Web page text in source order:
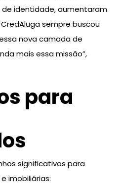
identidade, aumentaram
sempre buscou
nova camada de
mais essa missão”,
para
significativos para
imobiliárias: